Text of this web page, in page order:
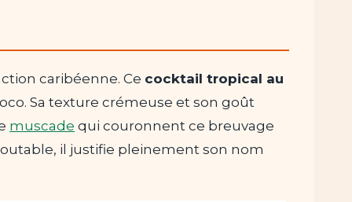
caribéenne. Ce cocktail tropical au
Sa texture crémeuse et son goût
muscade qui couronnent ce breuvage
il justifie pleinement son nom